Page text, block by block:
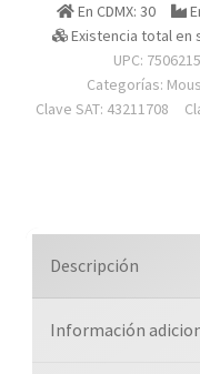
Optimize
Mi240
/
/
Optico
/
En CDMX: 30
Existencia total en
UPC:
Categorías:
Clave SAT: 43211708
Descripción
Información